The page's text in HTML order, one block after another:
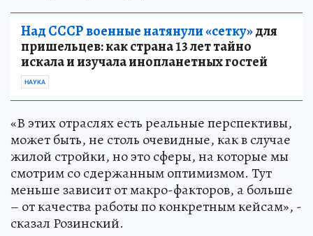
Над СССР военные натянули «сетку»для
пришельцев: как страна 13 лет тайно
искала и изучала инопланетных гостей
НАУКА
«В этих отраслях есть реальные перспективы,
может быть, не столь очевидные, как в случае
жилой стройки, но это сферы, на которые мы
смотрим со сдержанным оптимизмом. Тут
меньше зависит от макро-факторов, а больше
– от качества работы по конкретным кейсам», -
сказал Розинский.